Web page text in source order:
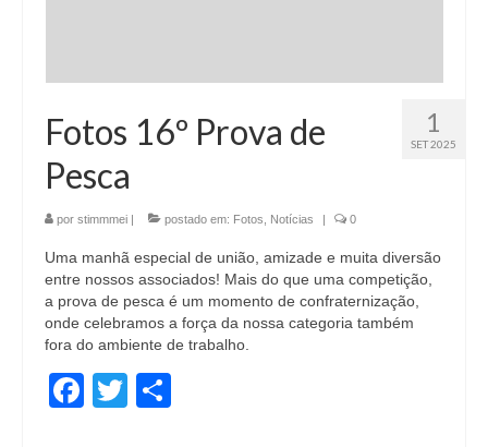
1
SET 2025
Fotos 16º Prova de
Pesca
por stimmmei | postado em: Fotos Notícias | 0
Uma manhã especial de união, amizade e muita diversão
entre nossos associados! Mais do que uma competição,
a prova de pesca é um momento de confraternização,
onde celebramos a força da nossa categoria também
fora do ambiente de trabalho.
Facebook
Twitter